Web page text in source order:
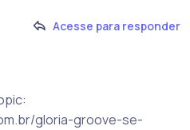
Acesse para responder
gloria-groove-se-